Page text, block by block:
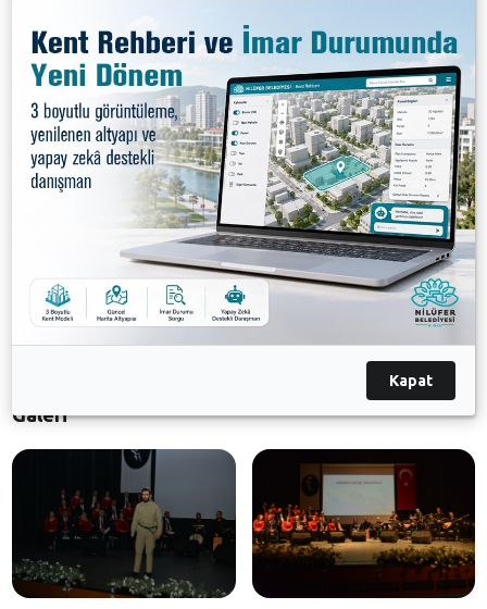
Korosu’nu ayakta alkışladı.
Karikatür sergisi açıldı
Çanakkale Deniz Zaferi’nin 101’inci yıldönümü ve 18
Mart Şehitleri Anma Günü’nde BAOB Oditoryum’da
sergi de açıldı. Nilüfer Belediyesi tarafından daha
önce 18 Mart Çanakkale Şehitlerini Anma Günü
anısına düzenlenen Uluslararası Karikatür
Yarışması’na katılmış olan eserlerden seçkilerin yer
aldığı sergi sanatseverlerin beğenisine sunuldu.
Galeri
Kapat